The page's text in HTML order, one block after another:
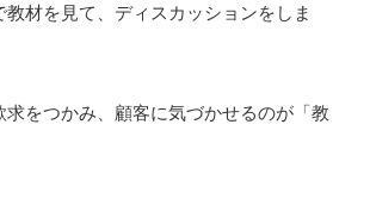
材を見て、ディスカッションをしま
求をつかみ、顧客に気づかせるのが「教